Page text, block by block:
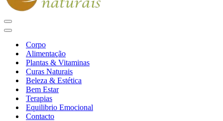
Menu
de
Menu
navegação
Corpo
Alimentação
Plantas & Vitaminas
Curas Naturais
Beleza & Estética
Bem Estar
Terapias
Equilibrio Emocional
Contacto